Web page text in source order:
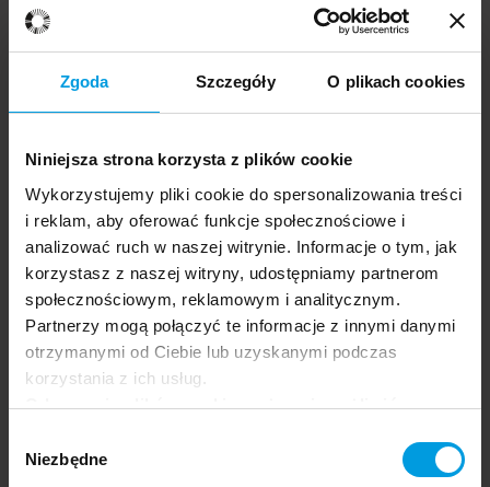
Zgoda Szczegóły O plikach cookies
Niniejsza strona korzysta z plików cookie
Wykorzystujemy pliki cookie do spersonalizowania treści
i reklam, aby oferować funkcje społecznościowe i
analizować ruch w naszej witrynie. Informacje o tym, jak
korzystasz z naszej witryny, udostępniamy partnerom
społecznościowym, reklamowym i analitycznym.
Partnerzy mogą połączyć te informacje z innymi danymi
otrzymanymi od Ciebie lub uzyskanymi podczas
korzystania z ich usług.
Odrzucenie plików cookie może uniemożliwić
oferowanych na naszej stronie, w tym m.in. z
zgody
Niezbędne
Dawid Straszak
17:50-18:50
22.06.2026
Grupa docelowa:
Ogólna
Manipulacja i wpływ społeczny
Kongres
Wpływ społeczny pod lupą:
jak przekonywać
odpowiedzialnie?
Tomasz Grzyb